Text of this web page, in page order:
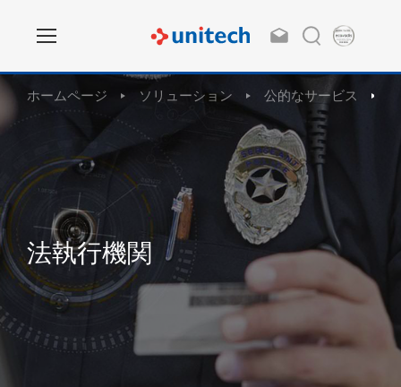
ホームページ ソリューション 公的なサービス
法執行機関